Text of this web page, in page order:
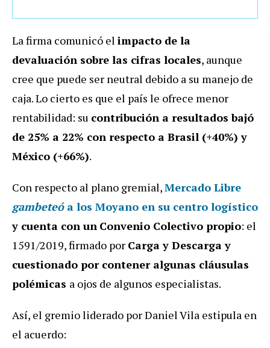
La firma comunicó el impacto de la
devaluación sobre las cifras locales, aunque
cree que puede ser neutral debido a su manejo de
caja. Lo cierto es que el país le ofrece menor
rentabilidad: su contribución a resultados bajó
de 25% a 22% con respecto a Brasil (+40%) y
México (+66%).
Con respecto al plano gremial,Mercado Libre
gambeteóa los Moyano en su centro logístico
y cuenta con un Convenio Colectivo propio: el
1591/2019, firmado por Carga y Descarga y
cuestionado por contener algunas cláusulas
polémicas a ojos de algunos especialistas.
Así, el gremio liderado por Daniel Vila estipula en
el acuerdo: